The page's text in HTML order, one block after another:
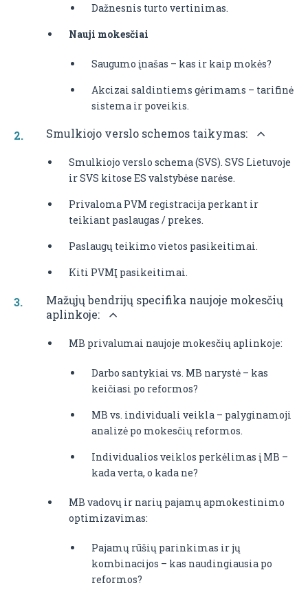
Dažnesnis turto vertinimas.
Nauji mokesčiai
Saugumo įnašas – kas ir kaip mokės?
Akcizai saldintiems gėrimams – tarifinė
sistema ir poveikis.
Smulkiojo verslo schemos taikymas:
Smulkiojo verslo schema (SVS). SVS Lietuvoje
ir SVS kitose ES valstybėse narėse.
Privaloma PVM registracija perkant ir
teikiant paslaugas / prekes.
Paslaugų teikimo vietos pasikeitimai.
Kiti PVMĮ pasikeitimai.
Mažųjų bendrijų specifika naujoje mokesčių
aplinkoje:
MB privalumai naujoje mokesčių aplinkoje:
Darbo santykiai vs. MB narystė – kas
keičiasi po reformos?
MB vs. individuali veikla – palyginamoji
analizė po mokesčių reformos.
Individualios veiklos perkėlimas į MB –
kada verta, o kada ne?
MB vadovų ir narių pajamų apmokestinimo
optimizavimas:
Pajamų rūšių parinkimas ir jų
kombinacijos – kas naudingiausia po
reformos?